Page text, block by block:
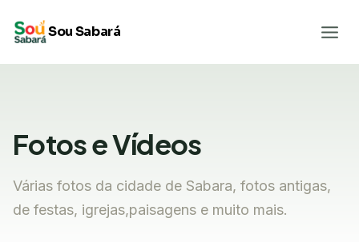
para
Sou Sabará
Fotos e Vídeos
Várias fotos da cidade de Sabara, fotos antigas,
de festas, igrejas,paisagens e muito mais.